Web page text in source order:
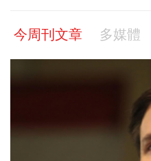
今周刊文章 多媒體